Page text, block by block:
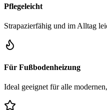
Pflegeleicht
Strapazierfähig und im Alltag
Für Fußbodenheizung
Ideal geeignet für alle